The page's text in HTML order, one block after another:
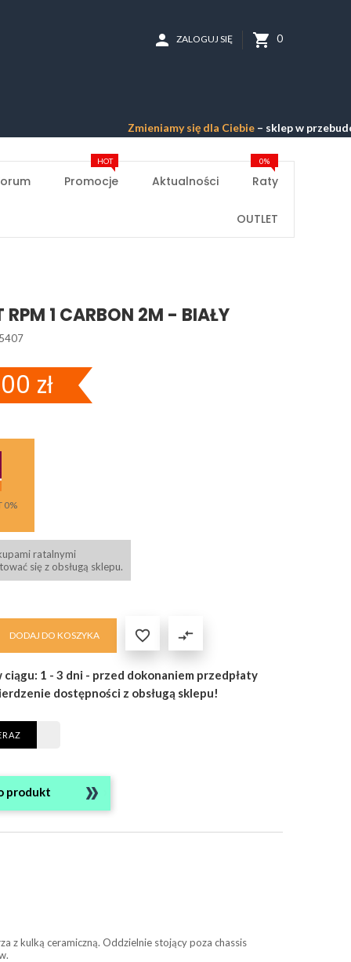
shopping_cart 0
person ZALOGUJ SIĘ
Zmieniamy się dla Ciebie– sklep w przebudowie –
Promocje
HOT
Aktualności Raty
0%
OUTLET
1 CARBON 2M - BIAŁY
zł
0%
ratalnymi
się z obsługą sklepu.
DODAJ DO KOSZYKA  compare_arrows
ciągu: 1 - 3 dni - przed dokonaniem przedpłaty
dostępności z obsługą sklepu!
produkt
z kulką ceramiczną. Oddzielnie stojący poza chassis